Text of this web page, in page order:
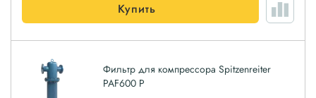
Купить
Фильтр для компрессора Spitzenreiter
PAF600 P